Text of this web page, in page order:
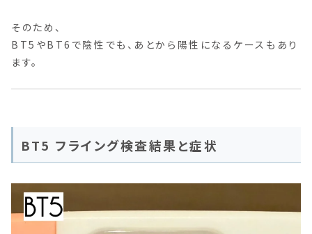
そのため、
BT5やBT6で陰性でも、あとから陽性になるケースもあり
ます。
BT5 フライング検査結果と症状